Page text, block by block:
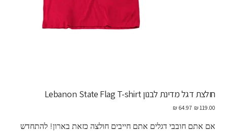
חולצת דגל מדינת לבנון Lebanon State Flag T-shirt
מחיר
מחיר
‏64.97 ‏₪
אם אתם חובבי דגלים אתם חייבים חולצה כזאת בארון! להתחדש